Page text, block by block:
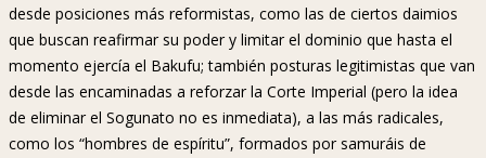
desde posiciones más reformistas, como las de ciertos daimios
que buscan reafirmar su poder y limitar el dominio que hasta el
momento ejercía el Bakufu; también posturas legitimistas que van
desde las encaminadas a reforzar la Corte Imperial (pero la idea
de eliminar el Sogunato no es inmediata), a las más radicales,
como los “hombres de espíritu”, formados por samuráis de